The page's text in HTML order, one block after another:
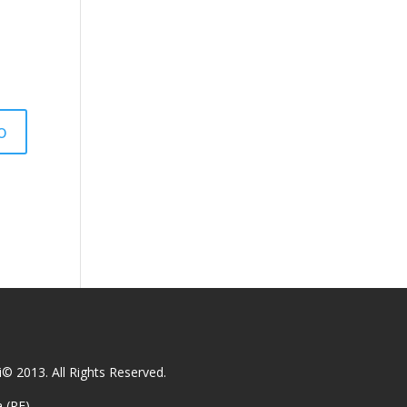
2013. All Rights Reserved.